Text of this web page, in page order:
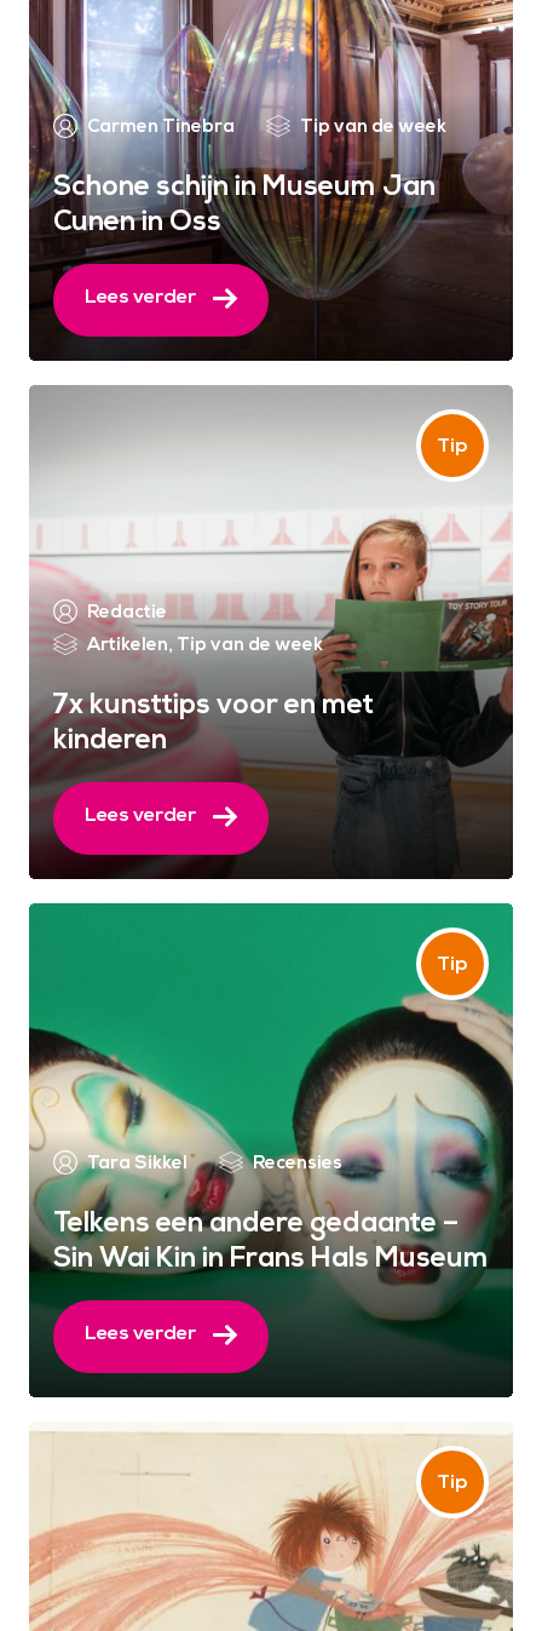
Carmen Tinebra Tip van de week
Schone schijn in Museum Jan
Cunen in Oss
Lees verder
Redactie
Artikelen, Tip van de week
7x kunsttips voor en met
kinderen
Lees verder
Tara Sikkel Recensies
Telkens een andere gedaante –
Sin Wai Kin in Frans Hals Museum
Lees verder